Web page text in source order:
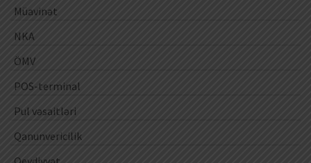
Müavinət
NKA
ÖMV
POS-terminal
Pul vəsaitləri
Qanunvericilik